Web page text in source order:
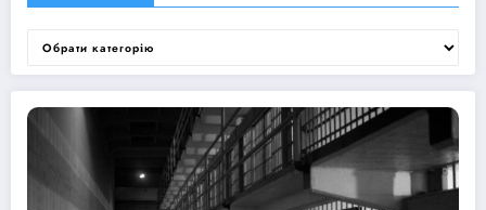
Категорії